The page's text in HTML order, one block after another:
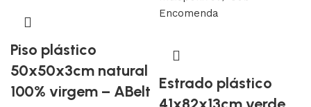
Piso plástico
50x50x3cm natural
100% virgem – ABelt
Encomenda
Estrado plástico